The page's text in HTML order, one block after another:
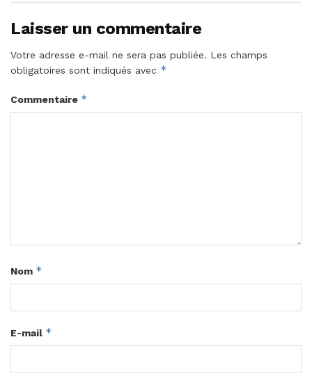
Laisser un commentaire
Votre adresse e-mail ne sera pas publiée. Les champs
obligatoires sont indiqués avec *
Commentaire *
Nom *
E-mail *